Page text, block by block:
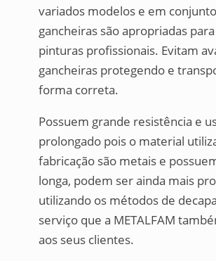
variados modelos e em
gancheiras são apropriadas
pinturas profissionais. Evitam
gancheiras protegendo e
forma correta.
Possuem grande resistência e
prolongado pois o material
fabricação são metais e
longa, podem ser ainda mais
utilizando os métodos de
serviço que a METALFAM
aos seus clientes.